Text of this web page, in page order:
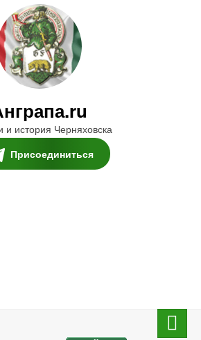
и история Черняховска
Присоединиться